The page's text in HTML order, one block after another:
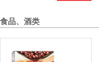
食品、酒类